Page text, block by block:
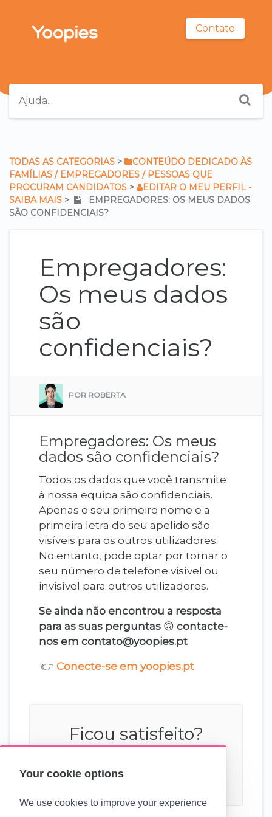
Your cookie options
We use cookies to improve your experience
Contato
TODAS AS CATEGORIAS ​ > ​
​CONTEÚDO DEDICADO ÀS
FAMÍLIAS / EMPREGADORES / PESSOAS QUE
PROCURAM CANDIDATOS ​ > ​
​EDITAR O MEU PERFIL -
SAIBA MAIS ​ > ​
EMPREGADORES: OS MEUS DADOS
SÃO CONFIDENCIAIS?
Empregadores:
Os meus dados
são
confidenciais?
POR ROBERTA
Empregadores: Os meus
dados são confidenciais?
Todos os dados que você transmite
à nossa equipa são confidenciais.
Apenas o seu primeiro nome e a
primeira letra do seu apelido são
visíveis para os outros utilizadores.
No entanto, pode optar por tornar o
seu número de telefone visível ou
invisível para outros utilizadores.
Se ainda não encontrou a resposta
para as suas perguntas 🙃 contacte-
nos em contato@yoopies.pt
👉 Conecte-se em yoopies.pt
Ficou satisfeito?